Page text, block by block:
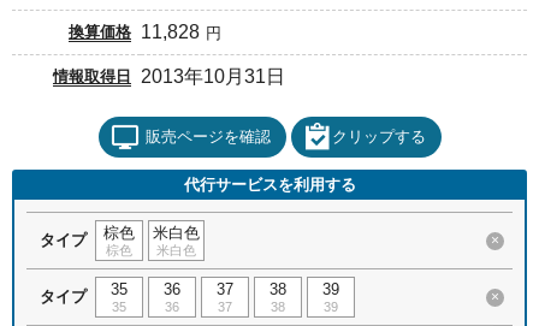
換算価格 11,828 円
情報取得日 2013年10月31日
販売ページを確認 クリップする
代行サービスを利用する
タイプ 棕色
棕色
米白色
米白色
×
タイプ 35
35
36
36
37
37
38
38
39
39
×